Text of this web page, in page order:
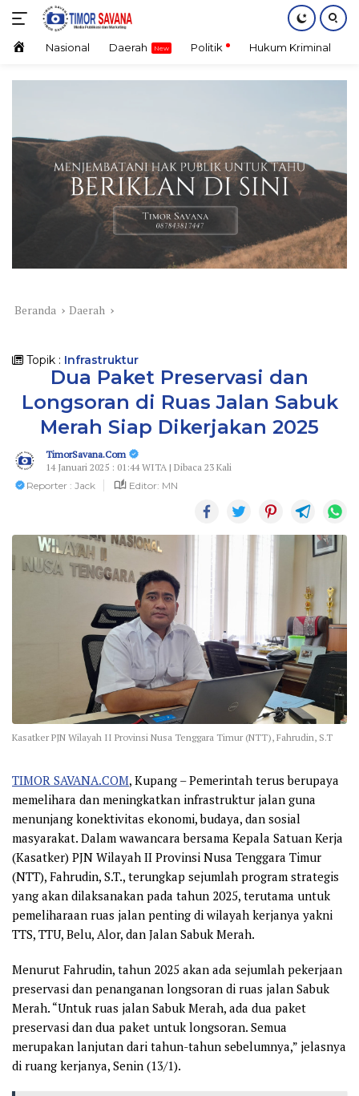
Langsung
konten HomeNasional Daerah Politik Hukum Kriminal
Beranda Daerah
Topik : Infrastruktur
Dua Paket Preservasi dan
Longsoran di Ruas Jalan Sabuk
Merah Siap Dikerjakan 2025
TimorSavana.Com
14 Januari 2025 : 01:44 WITA | Dibaca 23 Kali
Reporter : Jack
Editor: MN
Kasatker PJN Wilayah II Provinsi Nusa Tenggara Timur (NTT), Fahrudin, S.T
TIMOR SAVANA.COM, Kupang – Pemerintah terus berupaya
memelihara dan meningkatkan infrastruktur jalan guna
menunjang konektivitas ekonomi, budaya, dan sosial
masyarakat. Dalam wawancara bersama Kepala Satuan Kerja
(Kasatker) PJN Wilayah II Provinsi Nusa Tenggara Timur
(NTT), Fahrudin, S.T., terungkap sejumlah program strategis
yang akan dilaksanakan pada tahun 2025, terutama untuk
pemeliharaan ruas jalan penting di wilayah kerjanya yakni
TTS, TTU, Belu, Alor, dan Jalan Sabuk Merah.
Menurut Fahrudin, tahun 2025 akan ada sejumlah pekerjaan
preservasi dan penanganan longsoran di ruas jalan Sabuk
Merah. “Untuk ruas jalan Sabuk Merah, ada dua paket
preservasi dan dua paket untuk longsoran. Semua
merupakan lanjutan dari tahun-tahun sebelumnya,” jelasnya
di ruang kerjanya, Senin (13/1).